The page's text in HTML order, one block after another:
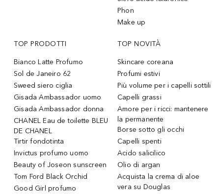
Phon
Make up
TOP PRODOTTI
Bianco Latte Profumo
Sol de Janeiro 62
Sweed siero ciglia
Gisada Ambassador uomo
Gisada Ambassador donna
CHANEL Eau de toilette BLEU
DE CHANEL
Tirtir fondotinta
Invictus profumo uomo
Beauty of Joseon sunscreen
Tom Ford Black Orchid
Good Girl profumo
TOP NOVITÀ
Skincare coreana
Profumi estivi
Più volume per i capelli sottili
Capelli grassi
Amore per i ricci: mantenere
la permanente
Borse sotto gli occhi
Capelli spenti
Acido salicilico
Olio di argan
Acquista la crema di aloe
vera su Douglas